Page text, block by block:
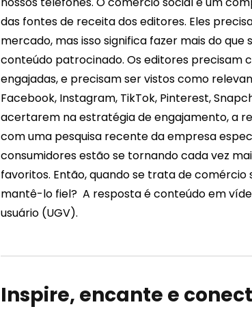
das fontes de receita dos editores. Eles
mercado, mas isso significa fazer mais do
conteúdo patrocinado. Os editores precisam
engajadas, e precisam ser vistos como
Facebook, Instagram, TikTok, Pinterest,
acertarem na estratégia de engajamento, a
com uma pesquisa recente da empresa
consumidores estão se tornando cada vez
favoritos. Então, quando se trata de
mantê-lo fiel? A resposta é conteúdo em
usuário (UGV).
Inspire, encante e